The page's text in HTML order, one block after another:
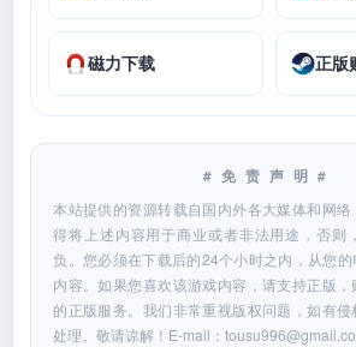
磁力下载 正版
#免责声明#
本站提供的资源转载自国内外各大媒体和网
得将上述内容用于商业或者非法用途，否则
负。您必须在下载后的24个小时之内，从您
内容。如果您喜欢该游戏内容，请支持正版
的正版服务。我们非常重视版权问题，如有
处理。敬请谅解！E-mail：